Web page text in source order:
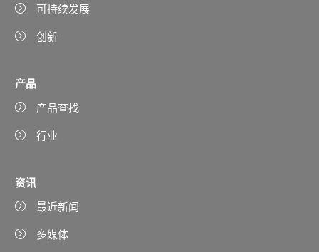
可持续发展
创新
产品
产品查找
行业
资讯
最近新闻
多媒体